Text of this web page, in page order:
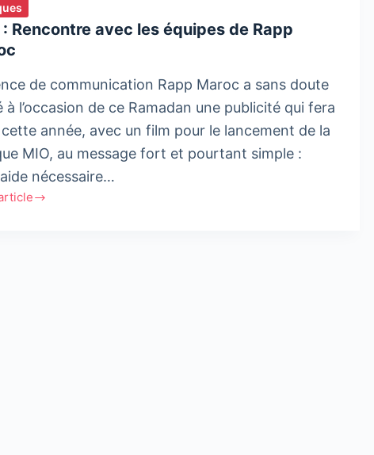
: Rencontre avec les équipes de Rapp
de communication Rapp Maroc a sans doute
à l’occasion de ce Ramadan une publicité qui fera
année, avec un film pour le lancement de la
MIO, au message fort et pourtant simple :
nécessaire…